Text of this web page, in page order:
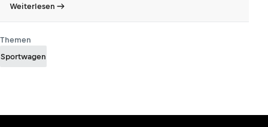
Weiterlesen
Themen
Sportwagen